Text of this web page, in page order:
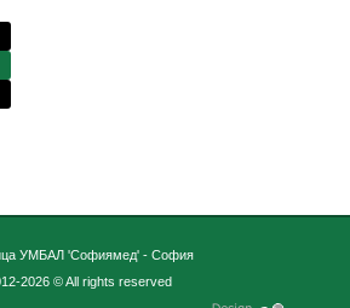
УМБАЛ 'Софиямед' - София
2026 © All rights reserved